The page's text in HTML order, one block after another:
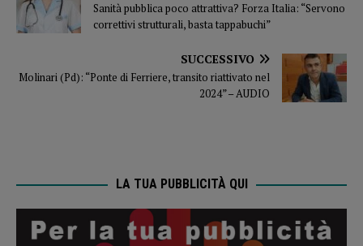
Sanità pubblica poco attrattiva? Forza Italia: “Servono
correttivi strutturali, basta tappabuchi”
SUCCESSIVO
Molinari (Pd): “Ponte di Ferriere, transito riattivato nel
2024” – AUDIO
LA TUA PUBBLICITÀ QUI